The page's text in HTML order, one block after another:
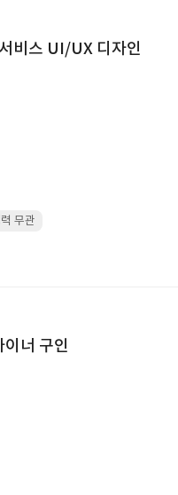
비스 UI/UX 디자인
무관
너 구인